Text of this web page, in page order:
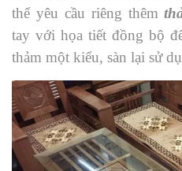
thể yêu cầu riêng thêm
tay với họa tiết đồng bộ
thảm một kiểu, sàn lại sử